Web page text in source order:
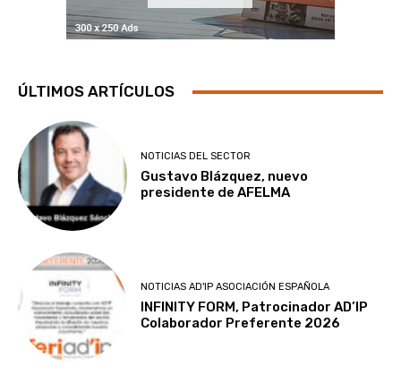
ÚLTIMOS ARTÍCULOS
NOTICIAS DEL SECTOR
Gustavo Blázquez, nuevo
presidente de AFELMA
NOTICIAS AD'IP ASOCIACIÓN ESPAÑOLA
INFINITY FORM, Patrocinador AD’IP
Colaborador Preferente 2026